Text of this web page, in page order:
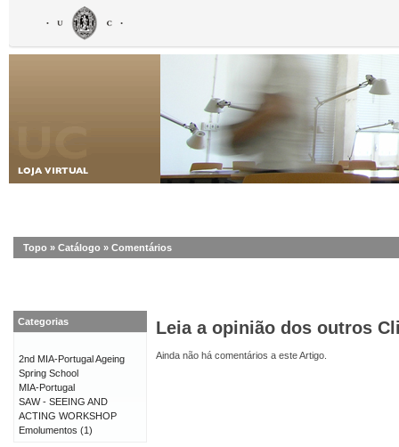
Topo » Catálogo » Comentários
Leia a opinião dos outros
Ainda não há comentários a este Artigo.
Categorias
2nd MIA-Portugal Ageing
Spring School
MIA-Portugal
SAW - SEEING AND
ACTING WORKSHOP
Emolumentos (1)